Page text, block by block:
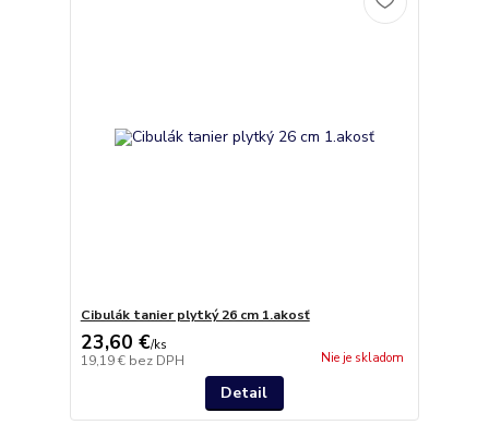
Cibulák tanier plytký 26 cm 1.akosť
23,60 €/ks
19,19 € bez DPH Nie je skladom
Detail